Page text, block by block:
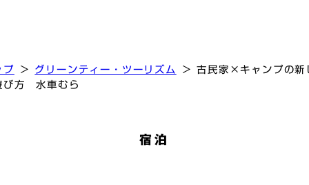
content
プ ＞ グリーンティー・ツーリズム
＞ 古民家×キャンプの新
び方 水車むら
宿泊